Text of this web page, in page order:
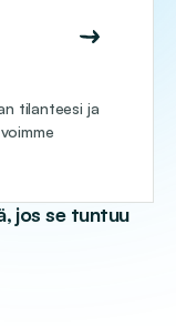
tilanteesi ja
jos se tuntuu